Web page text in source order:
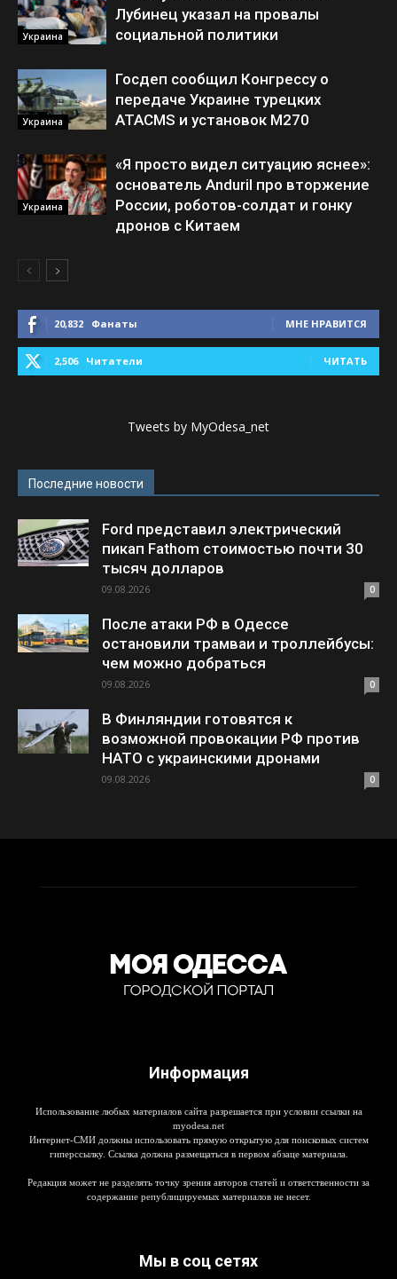
Украина
Лубинец указал на провалы
социальной политики
Украина
Госдеп сообщил Конгрессу о
передаче Украине турецких
ATACMS и установок M270
Украина
«Я просто видел ситуацию яснее»:
основатель Anduril про вторжение
России, роботов-солдат и гонку
дронов с Китаем
20,832 Фанаты МНЕ НРАВИТСЯ
2,506 Читатели ЧИТАТЬ
Tweets by MyOdesa_net
Последние новости
Ford представил электрический
пикап Fathom стоимостью почти 30
тысяч долларов
09.08.2026 0
После атаки РФ в Одессе
остановили трамваи и троллейбусы:
чем можно добраться
09.08.2026 0
В Финляндии готовятся к
возможной провокации РФ против
НАТО с украинскими дронами
09.08.2026 0
Информация
Использование любых материалов сайта разрешается при условии ссылки на
myodesa.net
Интернет-СМИ должны использовать прямую открытую для поисковых систем
гиперссылку. Ссылка должна размещаться в первом абзаце материала.
Редакция может не разделять точку зрения авторов статей и ответственности за
содержание републицируемых материалов не несет.
Мы в соц сетях